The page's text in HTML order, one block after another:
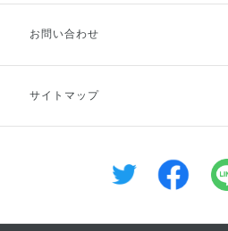
お支払方法
キャンセル・返品・交換
お問い合わせ
サイトマップ